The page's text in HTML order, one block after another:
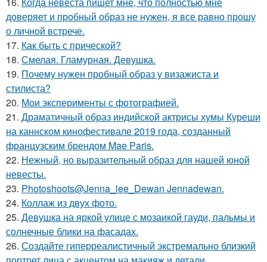
доверяет и пробный образ не нужен, я все равно прошу
о личной встрече.
17. Как быть с прической?
18. Смелая. Гламурная. Девушка.
19. Почему нужен пробный образ у визажиста и
стилиста?
20. Мои эксперименты с фотографией.
21. Драматичный образ индийской актрисы хумы Куреши
на каннском кинофестивале 2019 года, созданный
французским брендом Mae Paris.
22. Нежный, но выразительный образ для нашей юной
невесты.
23. Photoshoots@Jenna_lee_Dewan Jennadewan.
24. Коллаж из двух фото.
25. Девушка на яркой улице с мозаикой гауди, пальмы и
солнечные блики на фасадах.
26. Создайте гиперреалистичный экстремально близкий